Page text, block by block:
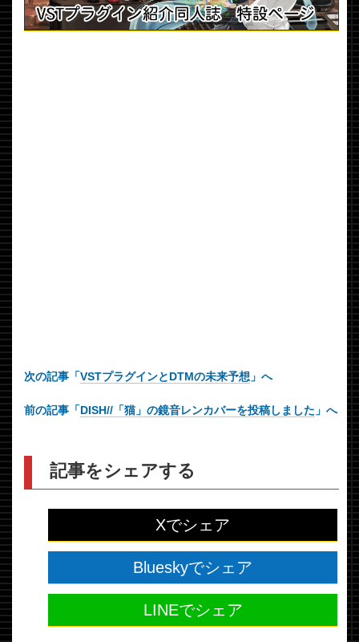
次の記事「VSTプラグインとDTMの未来予想 」へ
前の記事「DISH//「猫」の鏡音レンカバーを投稿しました 」へ
記事をシェアする
Xでシェア
Blueskyでシェア
LINEでシェア